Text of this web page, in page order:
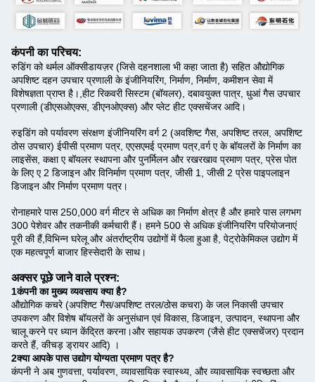
कंपनी का परिचय:
रुडिंग को थर्मल ऑक्सीडायज़र (जिसे दहनशाला भी कहा जाता है) सहित औद्योगिक
अपशिष्ट दहन उपचार प्रणाली के इंजीनियरिंग, निर्माण, निर्माण, कमीशन सेवा में
विशेषज्ञता प्राप्त है।,हीट रिकवरी सिस्टम (बॉयलर), दबावयुक्त पात्र, धुआं गैस उपचार
प्रणाली (डीएसओएक्स, डीएनओएक्स) और प्लेट हीट एक्सचेंजर आदि।
रुइडिंग को पर्यावरण संरक्षण इंजीनियरिंग वर्ग 2 (अवशिष्ट गैस, अपशिष्ट तरल, अपशिष्ट
ठोस उपचार) ईपीसी प्रमाण पत्र, एएसएमई प्रमाण पत्र,वर्ग ए के बॉयलरों के निर्माण का
लाइसेंस, कक्षा ए बॉयलर स्थापना और पुनर्मिलन और रखरखाव प्रमाण पत्र, प्रेस पोत
के लिए ए 2 डिजाइन और विनिर्माण प्रमाण पत्र, जीसी 1, जीसी 2 प्रेस पाइपलाइन
डिजाइन और निर्माण प्रमाण पत्र।
रोनाहमारे पास 250,000 वर्ग मीटर से अधिक का निर्माण क्षेत्र है और हमारे पास लगभग
300 पेशेवर और तकनीकी कर्मचारी हैं। हमने 500 से अधिक इंजीनियरिंग परियोजनाएं
पूरी की हैं,विभिन्न घरेलू और अंतर्राष्ट्रीय उद्योगों में फैला हुआ है, पेट्रोकेमिकल उद्योग में
एक महत्वपूर्ण बाजार हिस्सेदारी के साथ।
अक्सर पूछे जाने वाले प्रश्न:
1कंपनी का मुख्य व्यवसाय क्या है?
औद्योगिक कचरे (अपशिष्ट गैस/अपशिष्ट तरल/ठोस कचरा) के जल निकासी उपचार
उपकरण और विशेष बॉयलरों के अनुसंधान एवं विकास, डिजाइन, उत्पादन, स्थापना और
चालू करने पर ध्यान केंद्रित करना।और सहायक उपकरण (जैसे हीट एक्सचेंजर) प्रदान
करते हैं, कीचड़ ड्रायर आदि) ।
2क्या आपके पास उद्योग योग्यता प्रमाण पत्र है?
कंपनी ने अब गुणवत्ता, पर्यावरण, व्यावसायिक स्वास्थ्य, और व्यावसायिक स्वच्छता और